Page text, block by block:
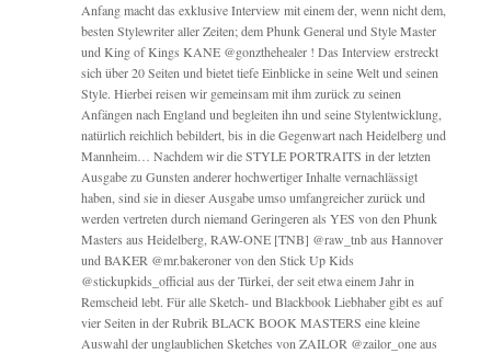
Anfang macht das exklusive Interview mit einem der, wenn nicht dem,
besten Stylewriter aller Zeiten; dem Phunk General und Style Master
und King of Kings KANE @gonzthehealer ! Das Interview erstreckt
sich über 20 Seiten und bietet tiefe Einblicke in seine Welt und seinen
Style. Hierbei reisen wir gemeinsam mit ihm zurück zu seinen
Anfängen nach England und begleiten ihn und seine Stylentwicklung,
natürlich reichlich bebildert, bis in die Gegenwart nach Heidelberg und
Mannheim… Nachdem wir die STYLE PORTRAITS in der letzten
Ausgabe zu Gunsten anderer hochwertiger Inhalte vernachlässigt
haben, sind sie in dieser Ausgabe umso umfangreicher zurück und
werden vertreten durch niemand Geringeren als YES von den Phunk
Masters aus Heidelberg, RAW-ONE [TNB] @raw_tnb aus Hannover
und BAKER @mr.bakeroner von den Stick Up Kids
@stickupkids_official aus der Türkei, der seit etwa einem Jahr in
Remscheid lebt. Für alle Sketch- und Blackbook Liebhaber gibt es auf
vier Seiten in der Rubrik BLACK BOOK MASTERS eine kleine
Auswahl der unglaublichen Sketches von ZAILOR @zailor_one aus